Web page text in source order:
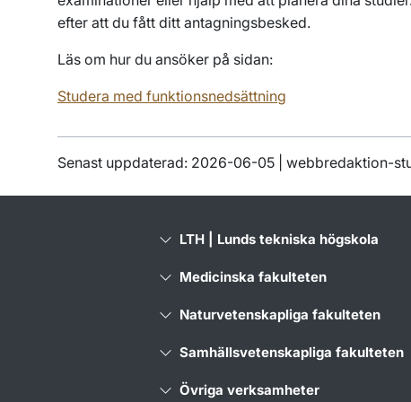
efter att du fått ditt antagningsbesked.
Läs om hur du ansöker på sidan:
Studera med funktionsnedsättning
Senast uppdaterad: 2026-06-05 | webbredaktion-
LTH | Lunds tekniska högskola
Medicinska fakulteten
Naturvetenskapliga fakulteten
Samhällsvetenskapliga fakulteten
Övriga verksamheter